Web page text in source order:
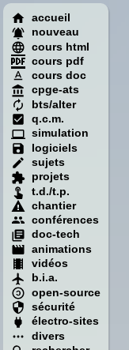
accueil
nouveau
cours html
cours pdf
cours doc
cpge-ats
bts/alter
q.c.m.
simulation
logiciels
sujets
projets
t.d./t.p.
chantier
conférences
doc-tech
animations
vidéos
b.i.a.
open-source
sécurité
électro-sites
divers